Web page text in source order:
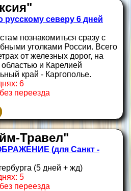
северу 6 дней
познакомиться сразу с
уголками России. Всего
от железных дорог, на
и Карелией
край - Каргополье.
6
переезда
Травел"
(для Санкт -
(5 дней + жд)
5
переезда